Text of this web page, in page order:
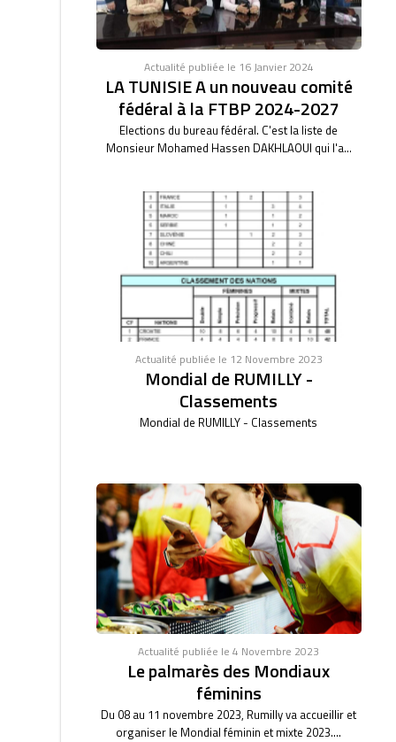
Actualité publiée le 16 Janvier 2024
LA TUNISIE A un nouveau comité
fédéral à la FTBP 2024-2027
Elections du bureau fédéral. C'est la liste de
Monsieur Mohamed Hassen DAKHLAOUI qui l'a...
Actualité publiée le 12 Novembre 2023
Mondial de RUMILLY -
Classements
Mondial de RUMILLY - Classements
Actualité publiée le 4 Novembre 2023
Le palmarès des Mondiaux
féminins
Du 08 au 11 novembre 2023, Rumilly va accueillir et
organiser le Mondial féminin et mixte 2023....